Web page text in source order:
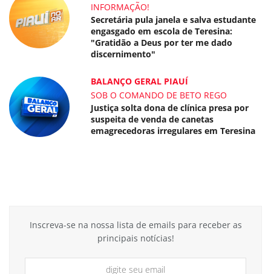
INFORMAÇÃO!
Secretária pula janela e salva estudante
engasgado em escola de Teresina:
"Gratidão a Deus por ter me dado
discernimento"
BALANÇO GERAL PIAUÍ
SOB O COMANDO DE BETO REGO
Justiça solta dona de clínica presa por
suspeita de venda de canetas
emagrecedoras irregulares em Teresina
Inscreva-se na nossa lista de emails para receber as
principais notícias!